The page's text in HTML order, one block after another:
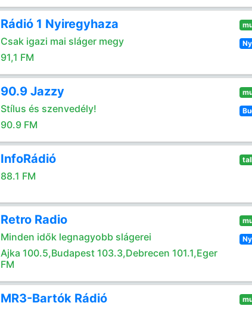
Rádió 1 Nyiregyhaza
Csak igazi mai sláger megy
91,1 FM
90.9 Jazzy
Stílus és szenvedély!
90.9 FM
InfoRádió
88.1 FM
Retro Radio
Minden idők legnagyobb slágerei
Ajka 100.5,Budapest 103.3,Debrecen 101.1,Eger
FM
MR3-Bartók Rádió